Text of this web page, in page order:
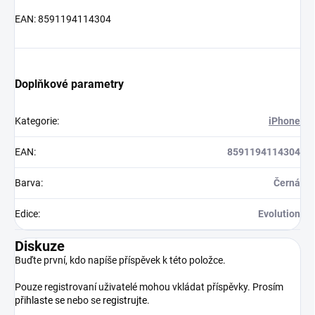
EAN: 8591194114304
Doplňkové parametry
Kategorie: iPhone
EAN: 8591194114304
Barva: Černá
Edice: Evolution
Diskuze
Buďte první, kdo napíše příspěvek k této položce.
Pouze registrovaní uživatelé mohou vkládat příspěvky. Prosím
přihlaste se nebo se registrujte.